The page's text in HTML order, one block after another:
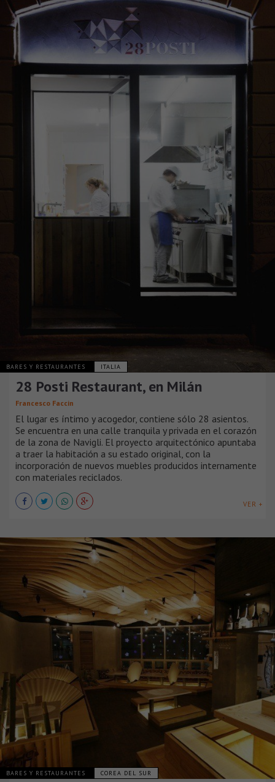
BARES Y RESTAURANTES ITALIA
28 Posti Restaurant, en Milán
Francesco Faccin
El lugar es íntimo y acogedor, contiene sólo 28 asientos.
Se encuentra en una calle tranquila y privada en el corazón
de la zona de Navigli. El proyecto arquitectónico apuntaba
a traer la habitación a su estado original, con la
incorporación de nuevos muebles producidos internamente
con materiales reciclados.
VER +
BARES Y RESTAURANTES COREA DEL SUR